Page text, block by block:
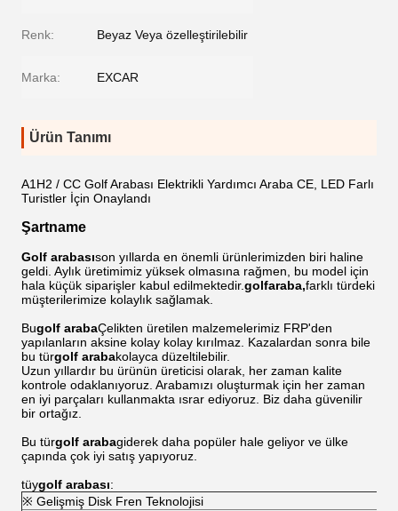
Renk: Beyaz Veya özelleştirilebilir
Marka: EXCAR
Ürün Tanımı
A1H2 / CC Golf Arabası Elektrikli Yardımcı Araba CE, LED Farlı
Turistler İçin Onaylandı
Şartname
Golf arabasıson yıllarda en önemli ürünlerimizden biri haline
geldi. Aylık üretimimiz yüksek olmasına rağmen, bu model için
hala küçük siparişler kabul edilmektedir.golfaraba,farklı türdeki
müşterilerimize kolaylık sağlamak.
Bugolf arabaÇelikten üretilen malzemelerimiz FRP'den
yapılanların aksine kolay kolay kırılmaz. Kazalardan sonra bile
bu türgolf arabakolayca düzeltilebilir.
Uzun yıllardır bu ürünün üreticisi olarak, her zaman kalite
kontrole odaklanıyoruz. Arabamızı oluşturmak için her zaman
en iyi parçaları kullanmakta ısrar ediyoruz. Biz daha güvenilir
bir ortağız.
Bu türgolf arabagiderek daha popüler hale geliyor ve ülke
çapında çok iyi satış yapıyoruz.
tüygolf arabası:
※ Gelişmiş Disk Fren Teknolojisi